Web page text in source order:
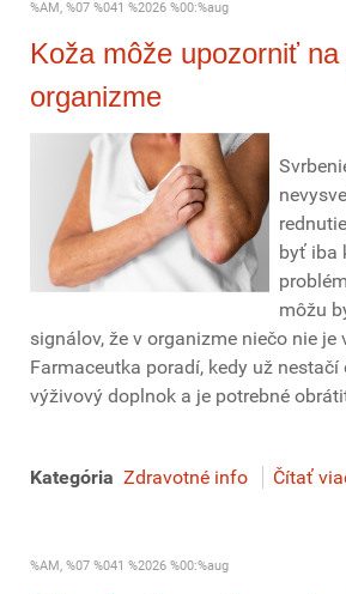
%AM, %07 %041 %2026 %00:%aug
Koža môže upozorniť
organizme
byť iba
môžu
signálov, že v organizme niečo nie je
Farmaceutka poradí, kedy už
výživový doplnok a je potrebné
Kategória Zdravotné info Čítať
%AM, %07 %041 %2026 %00:%aug